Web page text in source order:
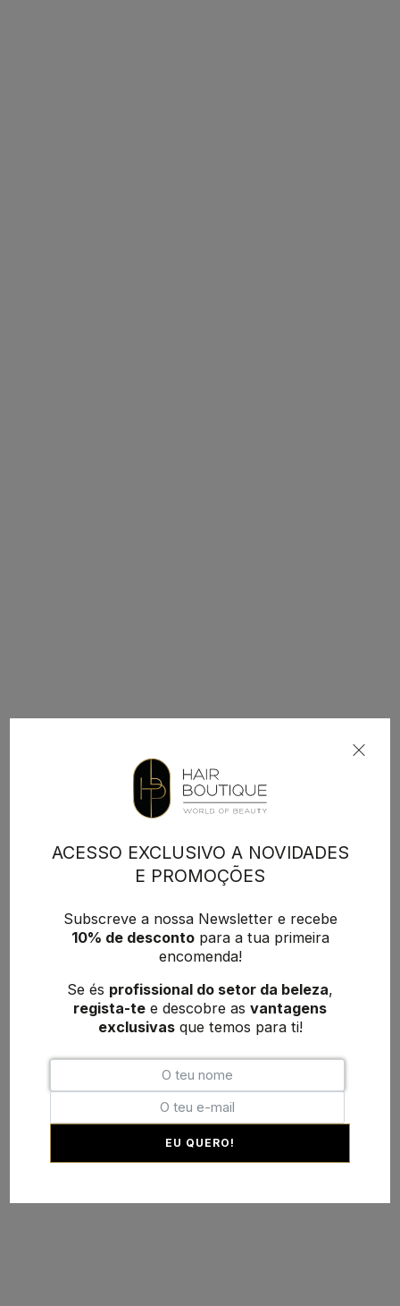
ACESSO EXCLUSIVO A NOVIDADES
E PROMOÇÕES
Subscreve a nossa Newsletter e recebe
10% de descontopara a tua primeira
encomenda!
Se és profissional do setor da beleza,
regista-te e descobre as vantagens
exclusivasque temos para ti!
EU QUERO!